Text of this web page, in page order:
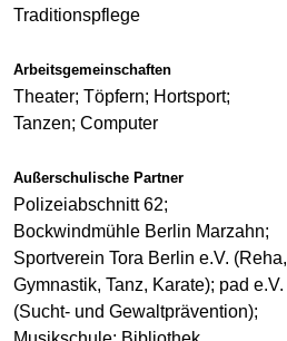
Traditionspflege
Arbeitsgemeinschaften
Theater; Töpfern; Hortsport;
Tanzen; Computer
Außerschulische Partner
Polizeiabschnitt 62;
Bockwindmühle Berlin Marzahn;
Sportverein Tora Berlin e.V. (Reha,
Gymnastik, Tanz, Karate); pad e.V.
(Sucht- und Gewaltprävention);